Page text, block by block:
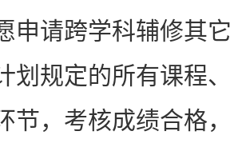
申请跨学科辅修其
划规定的所有课程
节，考核成绩合格